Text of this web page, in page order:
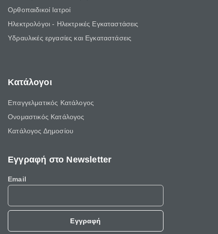
Ορθοπαιδικοί Ιατροί
Ηλεκτρολόγοι - Ηλεκτρικές Εγκαταστάσεις
Υδραυλικές εργασίες και Εγκαταστάσεις
Κατάλογοι
Επαγγελματικός Κατάλογος
Ονομαστικός Κατάλογος
Κατάλογος Δημοσίου
Εγγραφή στο Newsletter
Email
Εγγραφή